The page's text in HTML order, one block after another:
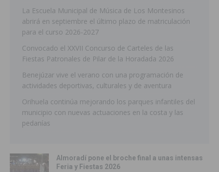
La Escuela Municipal de Música de Los Montesinos
abrirá en septiembre el último plazo de matriculación
para el curso 2026-2027
Convocado el XXVII Concurso de Carteles de las
Fiestas Patronales de Pilar de la Horadada 2026
Benejúzar vive el verano con una programación de
actividades deportivas, culturales y de aventura
Orihuela continúa mejorando los parques infantiles del
municipio con nuevas actuaciones en la costa y las
pedanías
Almoradí pone el broche final a unas intensas
Feria y Fiestas 2026